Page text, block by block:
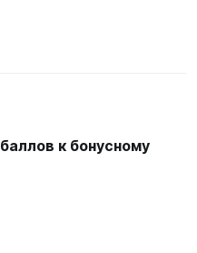
баллов к бонусному